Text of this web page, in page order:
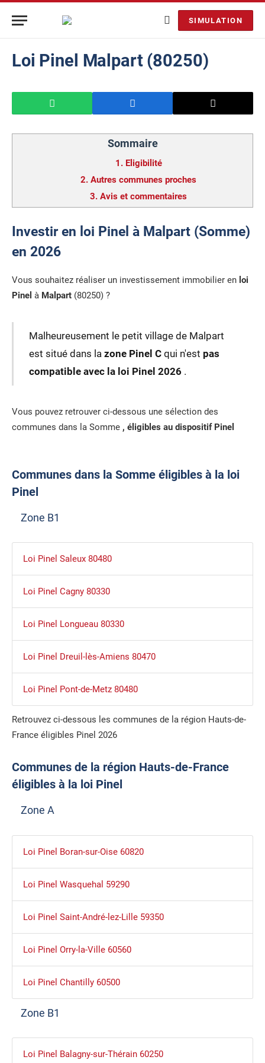
SIMULATION
Loi Pinel Malpart (80250)
Sommaire
1. Eligibilité
2. Autres communes proches
3. Avis et commentaires
Investir en loi Pinel à Malpart (Somme)
en 2026
Vous souhaitez réaliser un investissement immobilier en loi
Pinel à Malpart (80250) ?
Malheureusement le petit village de Malpart
est situé dans la zone Pinel Cqui n'est pas
compatible avec la loi Pinel 2026 .
Vous pouvez retrouver ci-dessous une sélection des
communes dans la Somme , éligibles au dispositif Pinel
Communes dans la Somme éligibles à la loi
Pinel
Zone B1
Loi Pinel Saleux 80480
Loi Pinel Cagny 80330
Loi Pinel Longueau 80330
Loi Pinel Dreuil-lès-Amiens 80470
Loi Pinel Pont-de-Metz 80480
Retrouvez ci-dessous les communes de la région Hauts-de-
France éligibles Pinel 2026
Communes de la région Hauts-de-France
éligibles à la loi Pinel
Zone A
Loi Pinel Boran-sur-Oise 60820
Loi Pinel Wasquehal 59290
Loi Pinel Saint-André-lez-Lille 59350
Loi Pinel Orry-la-Ville 60560
Loi Pinel Chantilly 60500
Zone B1
Loi Pinel Balagny-sur-Thérain 60250